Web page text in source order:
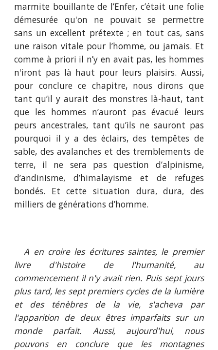
marmite bouillante de l’Enfer, c’était une folie
démesurée qu'on ne pouvait se permettre
sans un excellent prétexte ; en tout cas, sans
une raison vitale pour l’homme, ou jamais. Et
comme à priori il n’y en avait pas, les hommes
n'iront pas là haut pour leurs plaisirs. Aussi,
pour conclure ce chapitre, nous dirons que
tant qu’il y aurait des monstres là-haut, tant
que les hommes n’auront pas évacué leurs
peurs ancestrales, tant qu’ils ne sauront pas
pourquoi il y a des éclairs, des tempêtes de
sable, des avalanches et des tremblements de
terre, il ne sera pas question d’alpinisme,
d’andinisme, d’himalayisme et de refuges
bondés. Et cette situation dura, dura, des
milliers de générations d’homme.
A en croire les écritures saintes, le premier
livre d'histoire de l'humanité, au
commencement il n'y avait rien. Puis sept jours
plus tard, les sept premiers cycles de la lumière
et des ténèbres de la vie, s'acheva par
l'apparition de deux êtres imparfaits sur un
monde parfait. Aussi, aujourd'hui, nous
pouvons en conclure que les montagnes